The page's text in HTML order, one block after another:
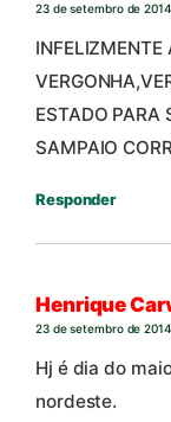
23 de setembro de
INFELIZMENTE
ESTADO PARA
SAMPAIO
Responder
Henrique
23 de setembro de
Hj é dia do
nordeste.